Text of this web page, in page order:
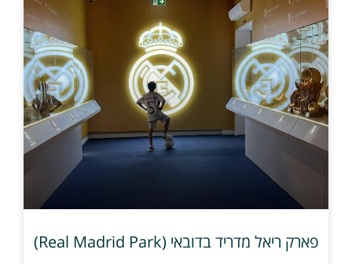
פארק ריאל מדריד בדובאי (Real Madrid Park)